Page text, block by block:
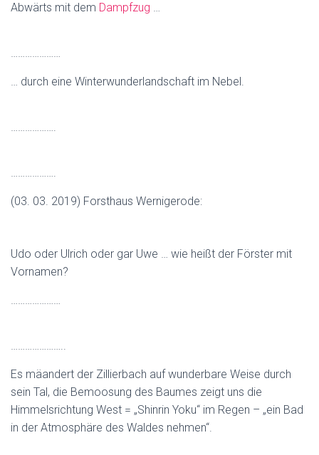
Abwärts mit dem Dampfzug …
…………………
… durch eine Winterwunderlandschaft im Nebel.
……………….
……………….
(03. 03. 2019) Forsthaus Wernigerode:
Udo oder Ulrich oder gar Uwe … wie heißt der Förster mit
Vornamen?
…………………
…………………..
Es mäandert der Zillierbach auf wunderbare Weise durch
sein Tal, die Bemoosung des Baumes zeigt uns die
Himmelsrichtung West = „Shinrin Yoku“ im Regen – „ein Bad
in der Atmosphäre des Waldes nehmen“.